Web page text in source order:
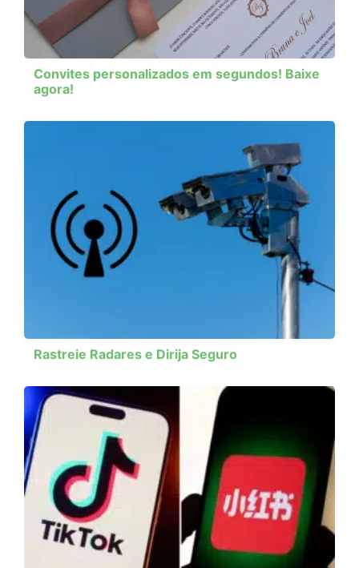
Convites personalizados em segundos! Baixe
agora!
Rastreie Radares e Dirija Seguro